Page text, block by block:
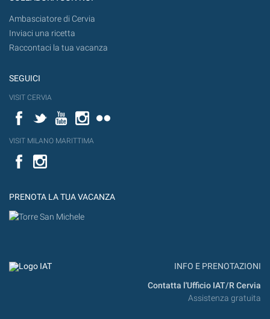
Ambasciatore di Cervia
Inviaci una ricetta
Raccontaci la tua vacanza
SEGUICI
VISIT CERVIA
FacebookTwitterYouTubeInstagram
VISIT MILANO MARITTIMA
Facebook
PRENOTA LA TUA VACANZA
INFO E PRENOTAZIONI
Contatta l'Ufficio IAT/R Cervia
Assistenza gratuita